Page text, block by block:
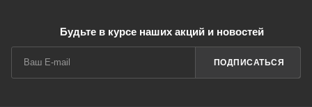
Будьте в курсе наших акций и новостей
ПОДПИСАТЬСЯ